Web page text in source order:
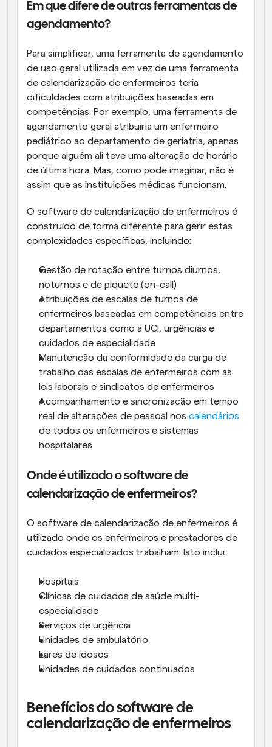
Em que difere de outras ferramentas de
agendamento?
Para simplificar, uma ferramenta de agendamento
de uso geral utilizada em vez de uma ferramenta
de calendarização de enfermeiros teria
dificuldades com atribuições baseadas em
competências. Por exemplo, uma ferramenta de
agendamento geral atribuiria um enfermeiro
pediátrico ao departamento de geriatria, apenas
porque alguém ali teve uma alteração de horário
de última hora. Mas, como pode imaginar, não é
assim que as instituições médicas funcionam.
O software de calendarização de enfermeiros é
construído de forma diferente para gerir estas
complexidades específicas, incluindo:
Gestão de rotação entre turnos diurnos,
noturnos e de piquete (on-call)
Atribuições de escalas de turnos de
enfermeiros baseadas em competências entre
departamentos como a UCI, urgências e
cuidados de especialidade
Manutenção da conformidade da carga de
trabalho das escalas de enfermeiros com as
leis laborais e sindicatos de enfermeiros
Acompanhamento e sincronização em tempo
real de alterações de pessoal nos calendários
de todos os enfermeiros e sistemas
hospitalares
Onde é utilizado o software de
calendarização de enfermeiros?
O software de calendarização de enfermeiros é
utilizado onde os enfermeiros e prestadores de
cuidados especializados trabalham. Isto inclui:
Hospitais
Clínicas de cuidados de saúde multi-
especialidade
Serviços de urgência
Unidades de ambulatório
Lares de idosos
Unidades de cuidados continuados
Benefícios do software de
calendarização de enfermeiros